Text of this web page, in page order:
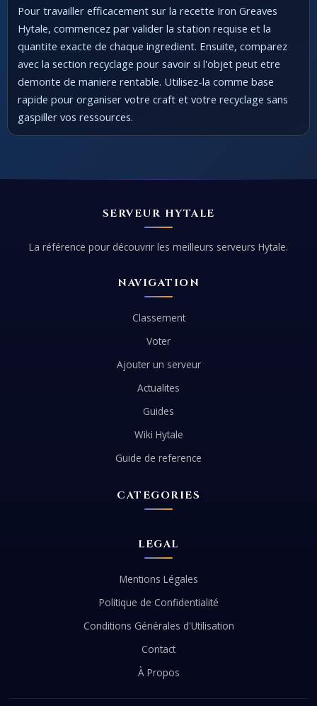
Pour travailler efficacement sur la recette Iron Greaves
Hytale, commencez par valider la station requise et la
quantite exacte de chaque ingredient. Ensuite, comparez
avec la section recyclage pour savoir si l'objet peut etre
demonte de maniere rentable. Utilisez-la comme base
rapide pour organiser votre craft et votre recyclage sans
gaspiller vos ressources.
SERVEUR HYTALE
La référence pour découvrir les meilleurs serveurs Hytale.
NAVIGATION
Classement
Voter
Ajouter un serveur
Actualites
Guides
Wiki Hytale
Guide de reference
CATEGORIES
LEGAL
Mentions Légales
Politique de Confidentialité
Conditions Générales d'Utilisation
Contact
À Propos